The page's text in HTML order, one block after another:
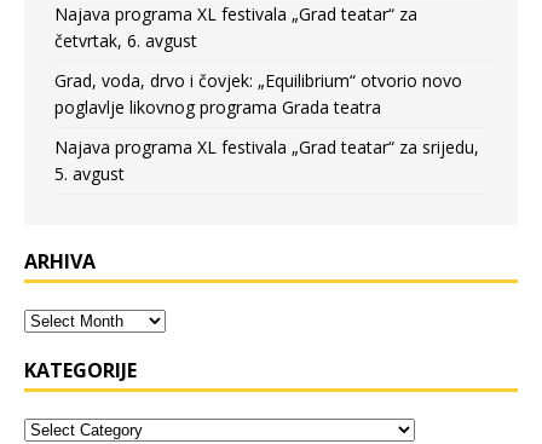
Najava programa XL festivala „Grad teatar“ za
četvrtak, 6. avgust
Grad, voda, drvo i čovjek: „Equilibrium“ otvorio novo
poglavlje likovnog programa Grada teatra
Najava programa XL festivala „Grad teatar“ za srijedu,
5. avgust
ARHIVA
KATEGORIJE